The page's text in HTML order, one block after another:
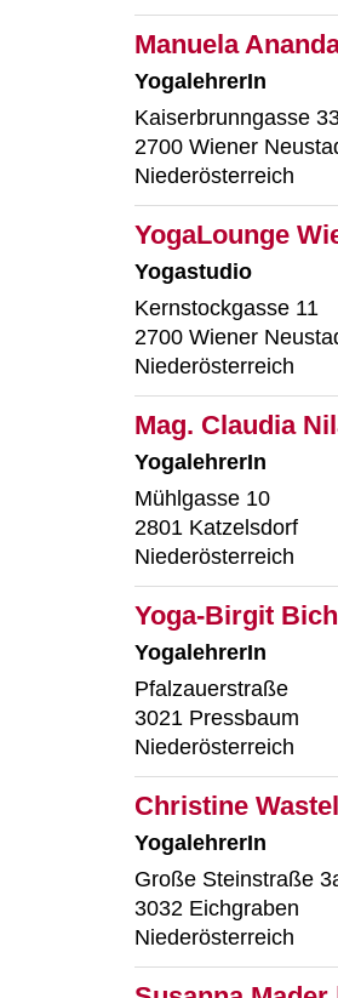
Manuela
YogalehrerIn
Kaiserbrunngasse
2700 Wiener
Niederösterreich
YogaLounge
Yogastudio
Kernstockgasse 11
2700 Wiener
Niederösterreich
Mag. Claudia
YogalehrerIn
Mühlgasse 10
2801 Katzelsdorf
Niederösterreich
Yoga-Birgit
YogalehrerIn
Pfalzauerstraße
3021 Pressbaum
Niederösterreich
Christine
YogalehrerIn
Große Steinstraße
3032 Eichgraben
Niederösterreich